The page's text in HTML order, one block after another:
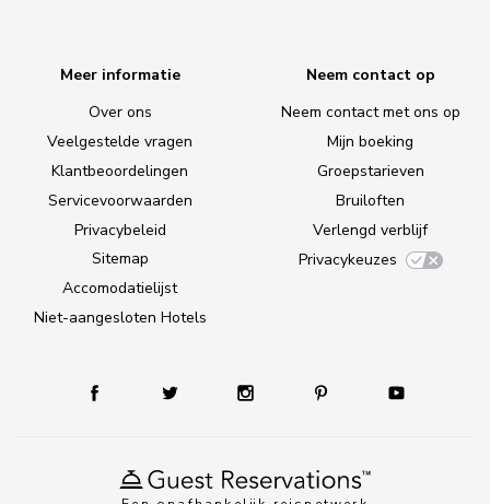
Meer informatie
Over ons
Veelgestelde vragen
Klantbeoordelingen
Servicevoorwaarden
Privacybeleid
Sitemap
Accomodatielijst
Niet-aangesloten Hotels
Neem contact op
Neem contact met ons op
Mijn boeking
Groepstarieven
Bruiloften
Verlengd verblijf
Privacykeuzes